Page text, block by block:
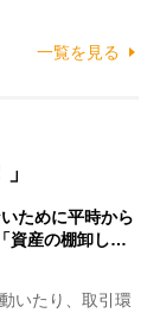
一覧を見る
ために平時から
資産の棚卸し…
いたり、取引環